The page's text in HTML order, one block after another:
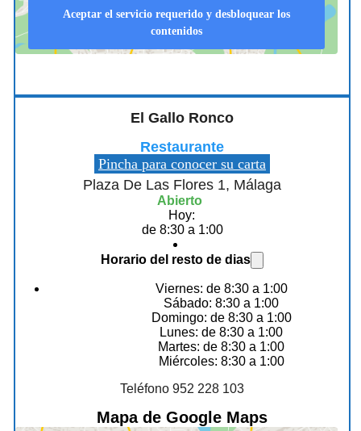
Aceptar el servicio requerido y desbloquear los
contenidos
El Gallo Ronco
Restaurante
Pincha para conocer su carta
Plaza De Las Flores 1, Málaga
Abierto
Hoy:
de 8:30 a 1:00
Horario del resto de dias
Viernes: de 8:30 a 1:00
Sábado: 8:30 a 1:00
Domingo: de 8:30 a 1:00
Lunes: de 8:30 a 1:00
Martes: de 8:30 a 1:00
Miércoles: 8:30 a 1:00
Teléfono 952 228 103
Mapa de Google Maps